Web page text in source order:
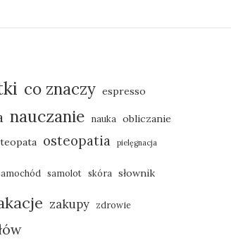
co znaczy espresso
nauczanie nauka obliczanie
osteopatia pielęgnacja
samolot skóra słownik
zakupy zdrowie